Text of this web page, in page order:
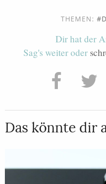
THEMEN:
Dir hat der
Sag's weiter oder
Das könnte dir